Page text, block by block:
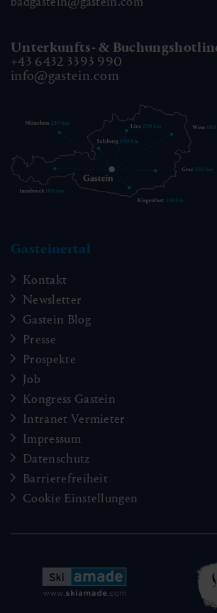
Unterkunfts- &
+43 6432 3393 990
info@gastein.com
Gasteinertal
Kontakt
Newsletter
Gastein Blog
Presse
Prospekte
Job
Kongress Gastein
Intranet Vermieter
Impressum
Datenschutz
Barrierefreiheit
Cookie Einstellungen